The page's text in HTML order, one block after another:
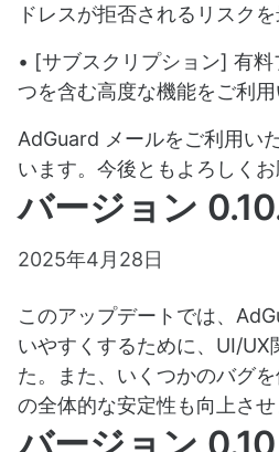
ドレスが拒否されるリスクを
• [サブスクリプション] 有料
つを含む高度な機能をご利用
AdGuard メールをご利用い
います。今後ともよろしくお
バージョン
2025年4月28日
このアップデートでは、
いやすくするために、UI/UX
た。また、いくつかのバグ
の全体的な安定性も向上させ